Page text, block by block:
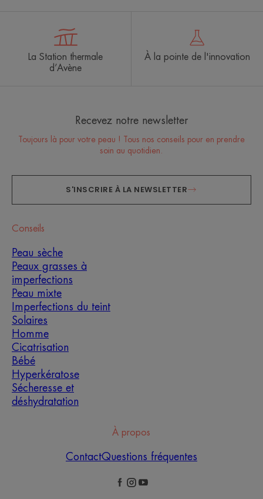
La Station thermale
d’Avène
À la pointe de l'innovation
Recevez notre newsletter
Toujours là pour votre peau ! Tous nos conseils pour en prendre
soin au quotidien.
S'INSCRIRE À LA NEWSLETTER
Conseils
Peau sèche
Peaux grasses à
imperfections
Peau mixte
Imperfections du teint
Solaires
Homme
Cicatrisation
Bébé
Hyperkératose
Sécheresse et
déshydratation
À propos
ContactQuestions fréquentes